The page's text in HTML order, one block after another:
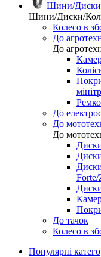
Шини/
Шини/Диски/
Колесо в
До
До
До
До
До
До тачок
Колесо в
Популярні